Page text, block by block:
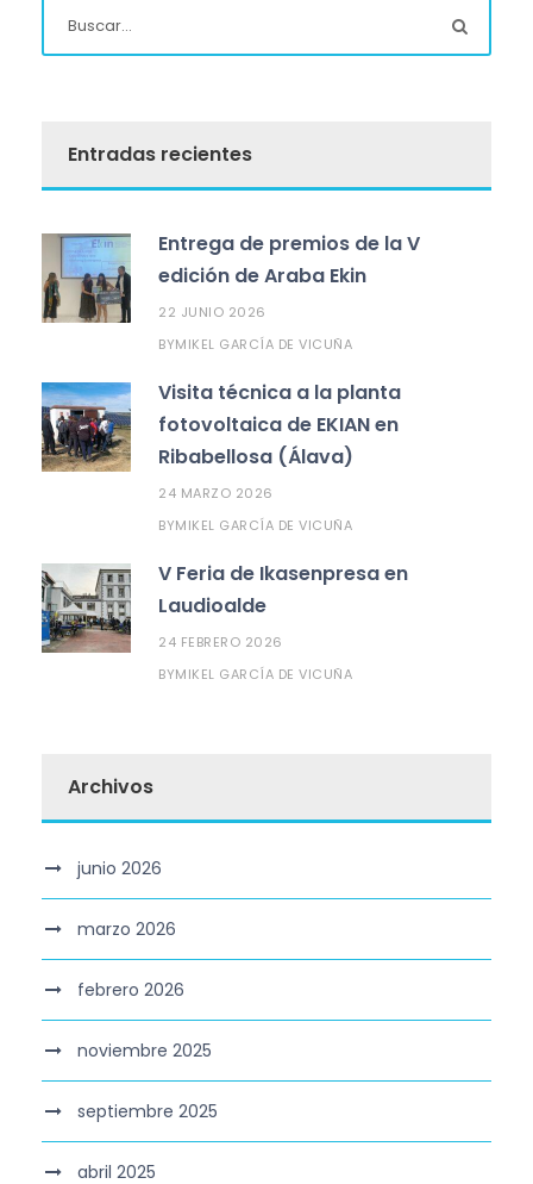
Entradas recientes
Entrega de premios de la V
edición de Araba Ekin
22 JUNIO 2026
BYMIKEL GARCÍA DE VICUÑA
Visita técnica a la planta
fotovoltaica de EKIAN en
Ribabellosa (Álava)
24 MARZO 2026
BYMIKEL GARCÍA DE VICUÑA
V Feria de Ikasenpresa en
Laudioalde
24 FEBRERO 2026
BYMIKEL GARCÍA DE VICUÑA
Archivos
junio 2026
marzo 2026
febrero 2026
noviembre 2025
septiembre 2025
abril 2025